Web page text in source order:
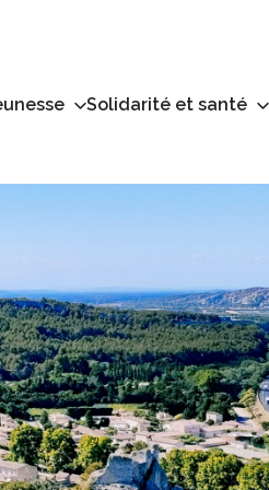
Solidarité et santé